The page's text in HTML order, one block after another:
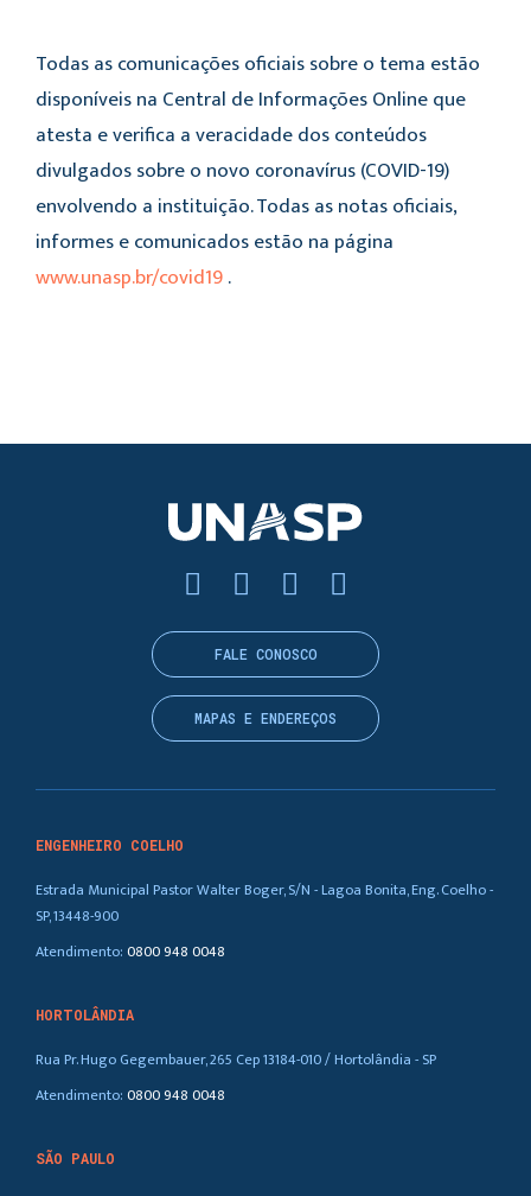
Todas as comunicações oficiais sobre o tema estão
disponíveis na Central de Informações Online que
atesta e verifica a veracidade dos conteúdos
divulgados sobre o novo coronavírus (COVID-19)
envolvendo a instituição. Todas as notas oficiais,
informes e comunicados estão na página
www.unasp.br/covid19.
ENGENHEIRO COELHO
Estrada Municipal Pastor Walter Boger, S/N - Lagoa Bonita, Eng. Coelho -
SP, 13448-900
Atendimento:0800 948 0048
HORTOLÂNDIA
Rua Pr. Hugo Gegembauer, 265 Cep 13184-010 / Hortolândia - SP
Atendimento:0800 948 0048
SÃO PAULO
FALE CONOSCO
MAPAS E ENDEREÇOS